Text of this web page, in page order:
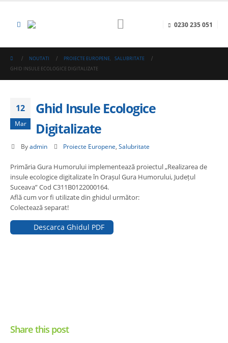
0230 235 051
NOUTATI PROIECTE EUROPENE, SALUBRITATE
GHID INSULE ECOLOGICE DIGITALIZATE
12
Mar
Ghid Insule Ecologice
Digitalizate
By admin Proiecte Europene ,Salubritate
Primăria Gura Humorului implementează proiectul „Realizarea de
insule ecologice digitalizate în Orașul Gura Humorului, Județul
Suceava” Cod C311B0122000164.
Află cum vor fi utilizate din ghidul următor:
Colectează separat!
Descarca Ghidul PDF
Share this post